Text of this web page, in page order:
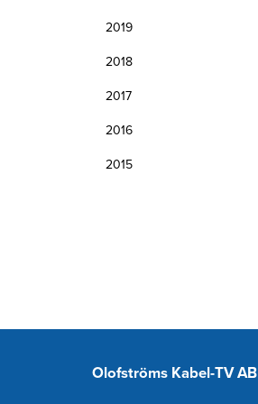
2019
2018
2017
2016
2015
Olofströms Kabel-TV AB